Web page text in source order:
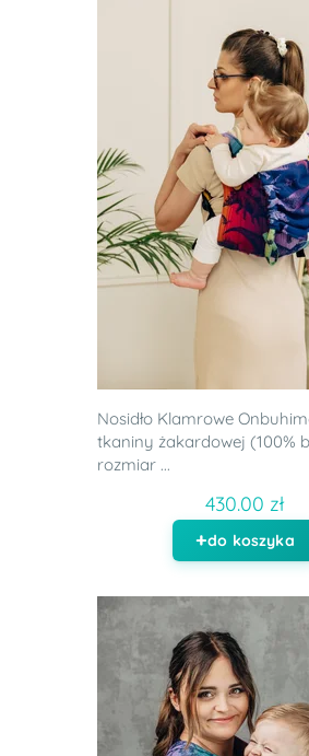
Nosidło Klamrowe
tkaniny żakardowej (100%
rozmiar ...
430.00 zł
do koszyka